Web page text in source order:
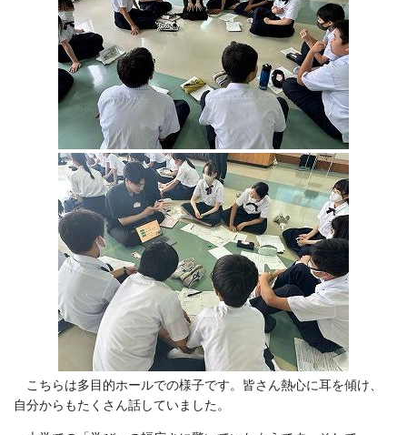
こちらは多目的ホールでの様子です。皆さん熱心に耳を傾け、
自分からもたくさん話していました。